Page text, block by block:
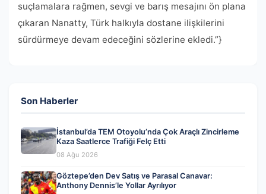
suçlamalara rağmen, sevgi ve barış mesajını ön plana
çıkaran Nanatty, Türk halkıyla dostane ilişkilerini
sürdürmeye devam edeceğini sözlerine ekledi.”}
Son Haberler
İstanbul’da TEM Otoyolu’nda Çok Araçlı Zincirleme
Kaza Saatlerce Trafiği Felç Etti
08 Ağu 2026
Göztepe’den Dev Satış ve Parasal Canavar:
Anthony Dennis’le Yollar Ayrılıyor